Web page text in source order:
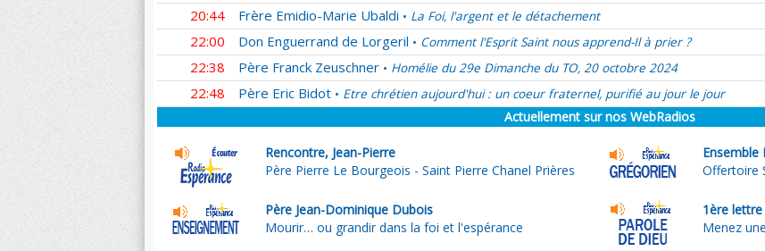
20:44 Frère Emidio-Marie Ubaldi • La Foi, l'argent et le détachement
22:00 Don Enguerrand de Lorgeril • Comment l'Esprit Saint nous apprend-Il à prier ?
22:38 Père Franck Zeuschner • Homélie du 29e Dimanche du TO, 20 octobre 2024
22:48 Père Eric Bidot • Etre chrétien aujourd'hui : un coeur fraternel, purifié au jour le jour
Actuellement sur nos WebRadios
Rencontre, Jean-Pierre
Père Pierre Le Bourgeois - Saint Pierre Chanel Prières
Ensemble
Offertoire
Père Jean-Dominique Dubois
Mourir… ou grandir dans la foi et l'espérance
1ère lettre
Menez